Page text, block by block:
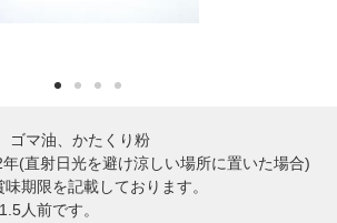
ゴマ油、かたくり粉
(直射日光を避け涼しい場所に置いた場合)
期限を記載しております。
人前です。